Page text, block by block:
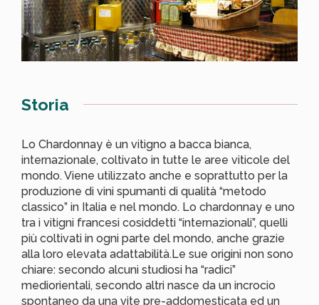
Storia
Lo Chardonnay è un vitigno a bacca bianca,
internazionale, coltivato in tutte le aree viticole del
mondo. Viene utilizzato anche e soprattutto per la
produzione di vini spumanti di qualità “metodo
classico” in Italia e nel mondo. Lo chardonnay e uno
tra i vitigni francesi cosiddetti “internazionali”, quelli
più coltivati in ogni parte del mondo, anche grazie
alla loro elevata adattabilità.Le sue origini non sono
chiare: secondo alcuni studiosi ha “radici”
mediorientali, secondo altri nasce da un incrocio
spontaneo da una vite pre-addomesticata ed un